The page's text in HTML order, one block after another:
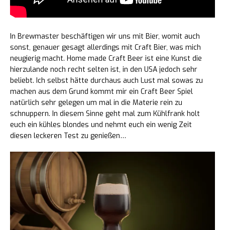
In Brewmaster beschäftigen wir uns mit Bier, womit auch
sonst, genauer gesagt allerdings mit Craft Bier, was mich
neugierig macht. Home made Craft Beer ist eine Kunst die
hierzulande noch recht selten ist, in den USA jedoch sehr
beliebt. Ich selbst hätte durchaus auch Lust mal sowas zu
machen aus dem Grund kommt mir ein Craft Beer Spiel
natürlich sehr gelegen um mal in die Materie rein zu
schnuppern. In diesem Sinne geht mal zum Kühlfrank holt
euch ein kühles blondes und nehmt euch ein wenig Zeit
diesen leckeren Test zu genießen…